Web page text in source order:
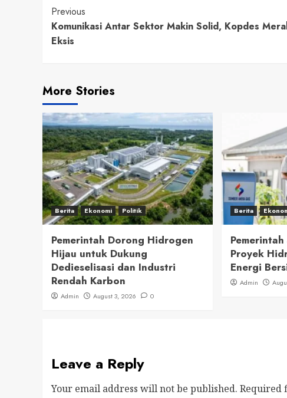
Continue
Reading
Previous
Komunikasi Antar Sektor Makin Solid, Kopdes
Eksis
More Stories
Berita Ekonomi Politik
Pemerintah Dorong Hidrogen
Hijau untuk Dukung
Dedieselisasi dan Industri
Rendah Karbon
Admin August 3, 2026 0
Berita
Proyek
Energi
Admin
Leave a Reply
Your email address will not be published. Required